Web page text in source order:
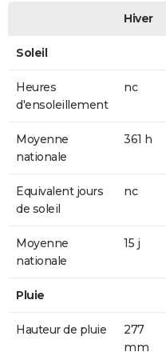
Hiver
Soleil
Heures
d'ensoleillement
nc
Moyenne
nationale
361 h
Equivalent jours
de soleil
nc
Moyenne
nationale
15 j
Pluie
Hauteur de pluie
277
mm